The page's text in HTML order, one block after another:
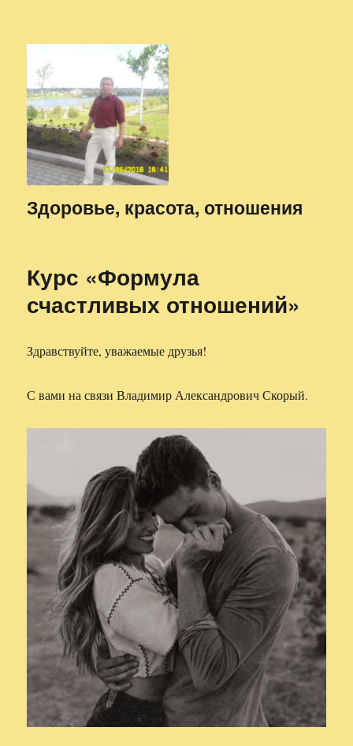
Здоровье, красота, отношения
Курс «Формула
счастливых отношений»
Здравствуйте, уважаемые друзья!
С вами на связи Владимир Александрович Скорый.